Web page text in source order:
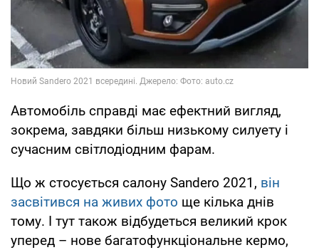
Автомобіль справді має ефектний вигляд,
зокрема, завдяки більш низькому силуету і
сучасним світлодіодним фарам.
Що ж стосується салону Sandero 2021, він
засвітився на живих фото ще кілька днів
тому. І тут також відбудеться великий крок
уперед – нове багатофункціональне кермо,